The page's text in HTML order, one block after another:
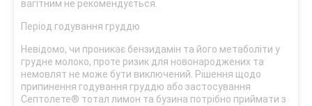
вагітним не рекомендується.
Період годування груддю
Невідомо, чи проникає бензидамін та його метаболіти у
грудне молоко, проте ризик для новонароджених та
немовлят не може бути виключений. Рішення щодо
припинення годування груддю або застосування
Септолете® тотал лимон та бузина потрібно приймати з